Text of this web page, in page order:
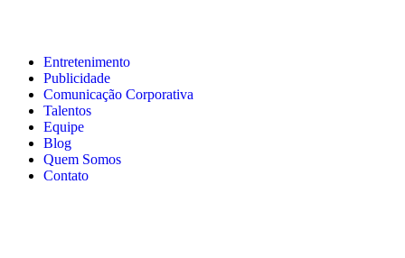
Entretenimento
Publicidade
Comunicação Corporativa
Talentos
Equipe
Blog
Quem Somos
Contato